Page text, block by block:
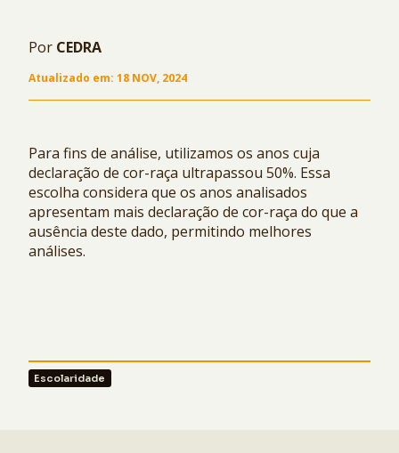
Por CEDRA
Atualizado em: 18 NOV, 2024
Para fins de análise, utilizamos os anos cuja
declaração de cor-raça ultrapassou 50%. Essa
escolha considera que os anos analisados
apresentam mais declaração de cor-raça do que a
ausência deste dado, permitindo melhores
análises.
Escolaridade